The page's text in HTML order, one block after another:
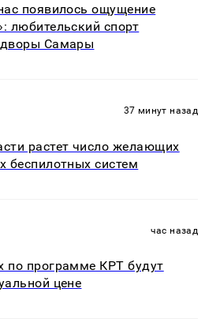
появилось ощущение
любительский спорт
дворы Самары
37 минут назад
растет число желающих
беспилотных систем
час назад
по программе КРТ будут
цене